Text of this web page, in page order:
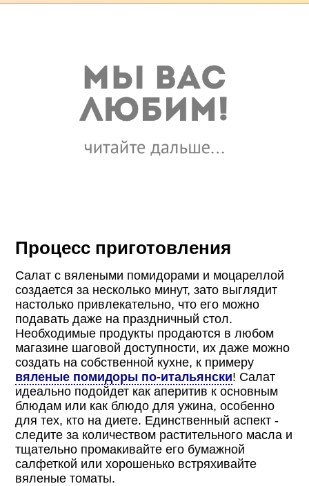
Процесс приготовления
Салат с вялеными помидорами и моцареллой
создается за несколько минут, зато выглядит
настолько привлекательно, что его можно
подавать даже на праздничный стол.
Необходимые продукты продаются в любом
магазине шаговой доступности, их даже можно
создать на собственной кухне, к примеру
вяленые помидоры по-итальянски! Салат
идеально подойдет как аперитив к основным
блюдам или как блюдо для ужина, особенно
для тех, кто на диете. Единственный аспект -
следите за количеством растительного масла и
тщательно промакивайте его бумажной
салфеткой или хорошенько встряхивайте
вяленые томаты.